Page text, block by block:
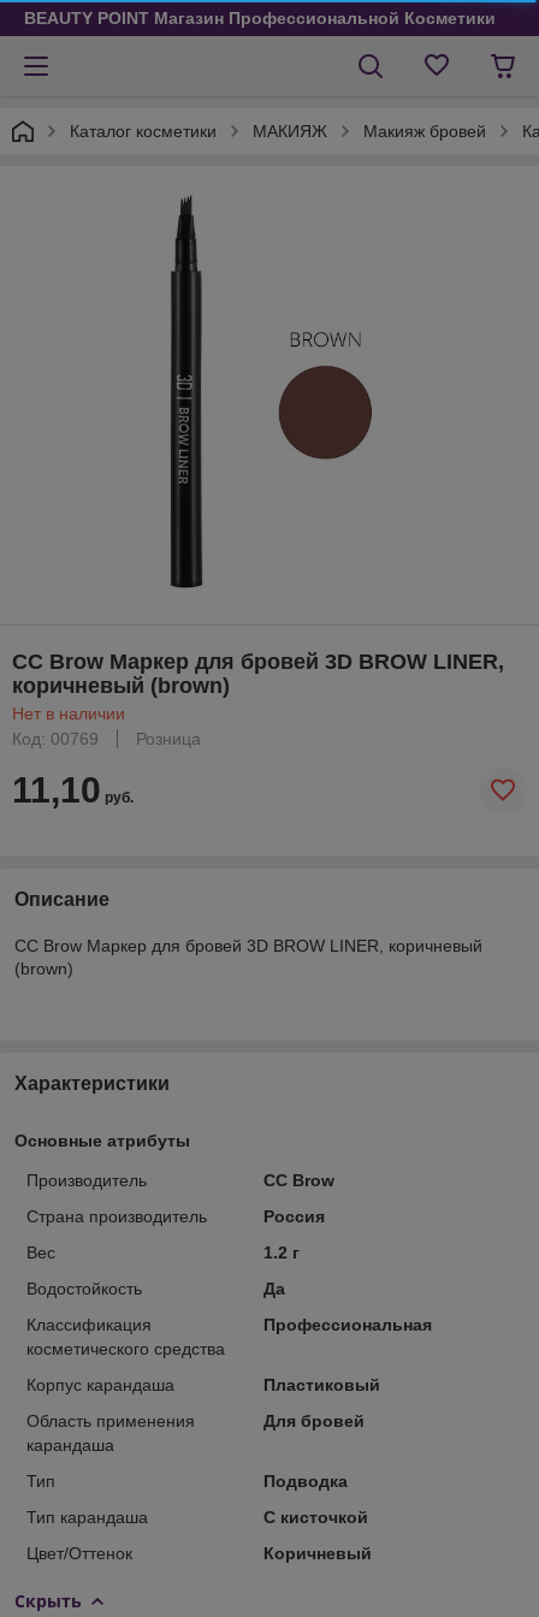
BEAUTY POINT Магазин Профессиональной Косметики
Каталог косметики МАКИЯЖ Макияж бровей
CC Brow Маркер для бровей 3D BROW LINER,
коричневый (brown)
Нет в наличии
Код: 00769
Розница
11,10 руб.
Описание
CC Brow Маркер для бровей 3D BROW LINER, коричневый
(brown)
Характеристики
Основные атрибуты
Производитель
CC Brow
Страна производитель
Россия
Вес
1.2 г
Водостойкость
Да
Классификация
косметического средства
Профессиональная
Корпус карандаша
Пластиковый
Область применения
карандаша
Для бровей
Тип
Подводка
Тип карандаша
С кисточкой
Цвет/Оттенок
Коричневый
Скрыть